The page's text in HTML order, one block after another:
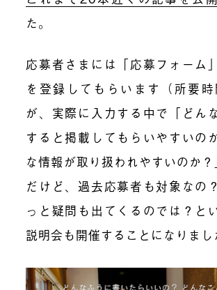
た。
応募者さまには「応募フォーム
を登録してもらいます（所要時
が、実際に入力する中で「どん
すると掲載してもらいやすいの
な情報が取り扱われやすいのか
だけど、過去応募者も対象なの
っと疑問も出てくるのでは？と
説明会も開催することになりまし